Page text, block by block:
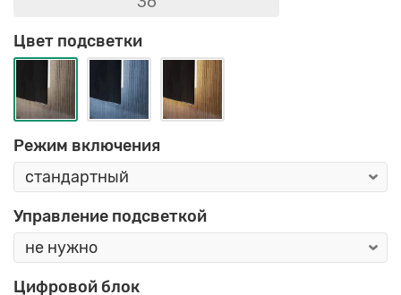
Цвет подсветки
Режим включения
Управление подсветкой
Цифровой блок